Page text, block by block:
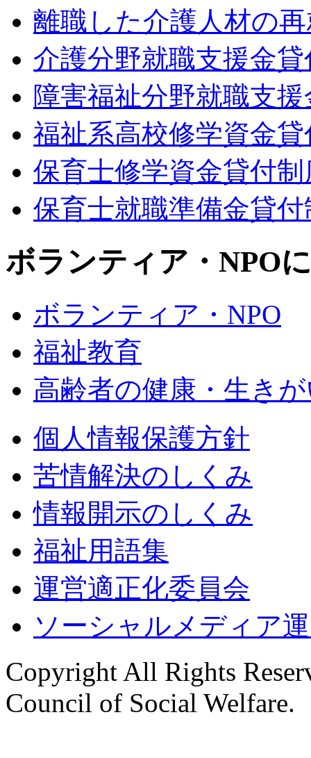
離職した介護人材の
介護分野就職支援金
障害福祉分野就職支
福祉系高校修学資金
保育士修学資金貸付制
保育士就職準備金貸付
ボランティア・NPO
ボランティア・NPO
福祉教育
高齢者の健康・生き
個人情報保護方針
苦情解決のしくみ
情報開示のしくみ
福祉用語集
運営適正化委員会
ソーシャルメディア
Copyright All Rights
Council of Social Welfare.